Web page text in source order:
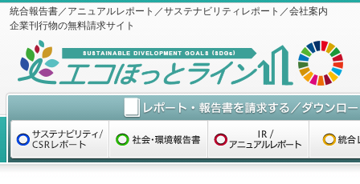
統合報告書／アニュアルレポート／サステナビリティレポート／会社案内
企業刊行物の無料請求サイト